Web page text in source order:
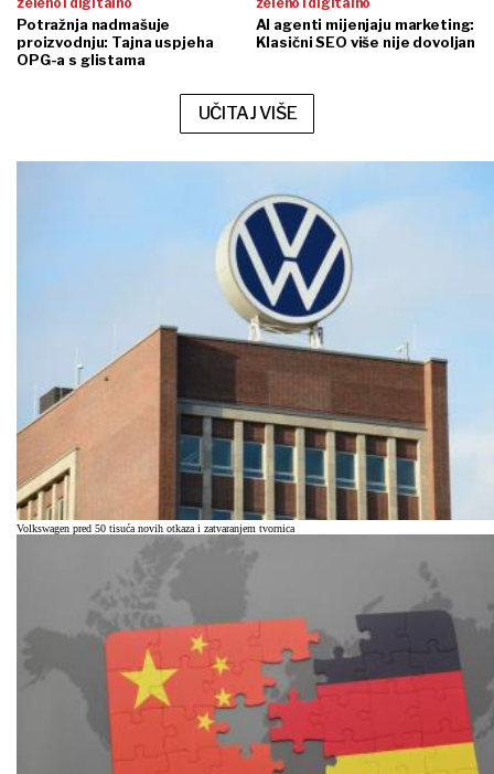
Potražnja nadmašuje
proizvodnju: Tajna uspjeha
OPG-a s glistama
AI agenti mijenjaju marketing:
Klasični SEO više nije dovoljan
UČITAJ VIŠE
Volkswagen pred 50 tisuća novih otkaza i zatvaranjem tvornica